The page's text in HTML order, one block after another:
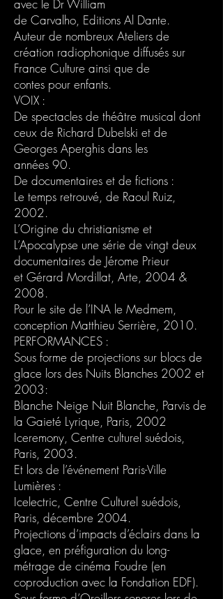
avec le Dr William
de Carvalho, Editions Al Dante.
Auteur de nombreux Ateliers de
création radiophonique diffusés sur
France Culture ainsi que de
contes pour enfants.
VOIX :
De spectacles de théâtre musical dont
ceux de Richard Dubelski et de
Georges Aperghis dans les
années 90.
De documentaires et de fictions :
Le temps retrouvé, de Raoul Ruiz,
2002.
L’Origine du christianisme et
L’Apocalypse une série de vingt deux
documentaires de Jérome Prieur
et Gérard Mordillat, Arte, 2004 &
2008.
Pour le site de l’INA le Medmem,
conception Matthieu Serrière, 2010.
PERFORMANCES :
Sous forme de projections sur blocs de
glace lors des Nuits Blanches 2002 et
2003:
Blanche Neige Nuit Blanche, Parvis de
la Gaieté Lyrique, Paris, 2002
Iceremony, Centre culturel suédois,
Paris, 2003.
Et lors de l’événement Paris-Ville
Lumières :
Icelectric, Centre Culturel suédois,
Paris, décembre 2004.
Projections d’impacts d’éclairs dans la
glace, en préfiguration du long-
métrage de cinéma Foudre (en
coproduction avec la Fondation EDF).